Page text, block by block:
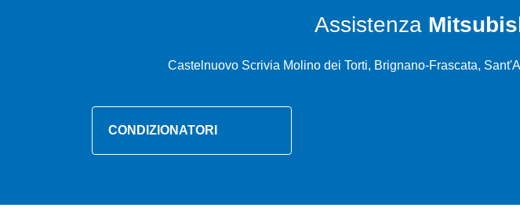
Assistenza
Castelnuovo Scrivia Molino dei Torti, Brignano-Frascata,
CONDIZIONATORI